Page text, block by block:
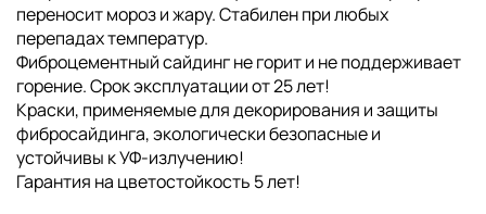
переносит мороз и жару. Стабилен при любых
перепадах температур.
Фиброцементный сайдинг не горит и не поддерживает
горение. Срок эксплуатации от 25 лет!
Краски, применяемые для декорирования и защиты
фибросайдинга, экологически безопасные и
устойчивы к УФ-излучению!
Гарантия на цветостойкость 5 лет!